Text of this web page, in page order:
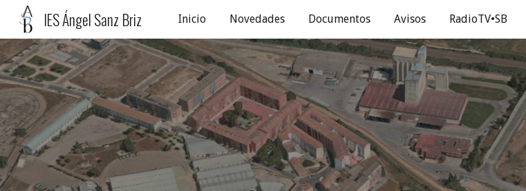
Skip to main content
IES Ángel Sanz Briz Inicio Novedades Documentos Avisos RadioTV•SB